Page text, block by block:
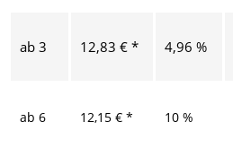
ab 3 12,83 € * 4,96 %
ab 6 12,15 € * 10 %